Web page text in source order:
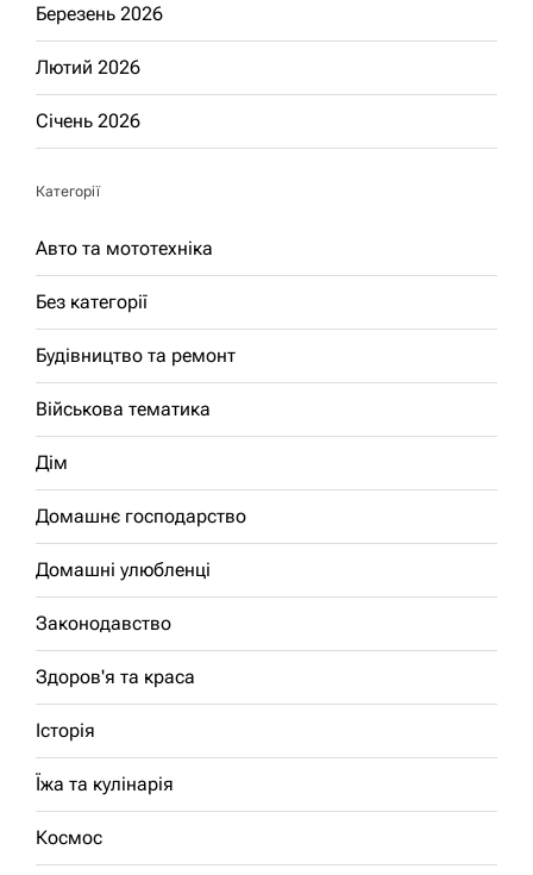
Березень 2026
Лютий 2026
Січень 2026
Категорії
Авто та мототехніка
Без категорії
Будівництво та ремонт
Військова тематика
Дім
Домашнє господарство
Домашні улюбленці
Законодавство
Здоров'я та краса
Історія
Їжа та кулінарія
Космос